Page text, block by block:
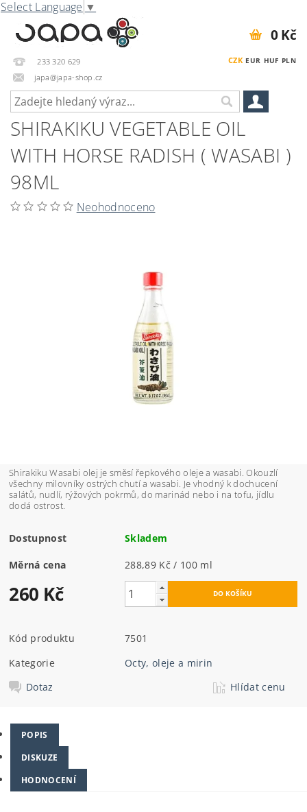
Select Language ▼
233 320 629
japa@japa-shop.cz
CZK EUR HUF PLN
0 Kč
SHIRAKIKU VEGETABLE OIL
WITH HORSE RADISH ( WASABI )
98ML
Neohodnoceno
Shirakiku Wasabi olej je směsí řepkového oleje a wasabi. Okouzlí
všechny milovníky ostrých chutí a wasabi. Je vhodný k dochucení
salátů, nudlí, rýžových pokrmů, do marinád nebo i na tofu, jídlu
dodá ostrost.
Dostupnost Skladem
Měrná cena 288,89 Kč / 100 ml
260 Kč
Kód produktu
7501
Kategorie
Octy, oleje a mirin
Dotaz
Hlídat cenu
POPIS
DISKUZE
HODNOCENÍ